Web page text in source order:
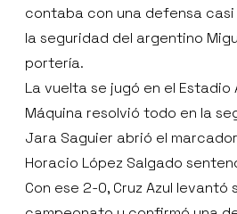
contaba con una defensa
la seguridad del argentino
portería.
La vuelta se jugó en el Estadio
Máquina resolvió todo en la
Jara Saguier abrió el
Horacio López Salgado
Con ese 2-0, Cruz Azul levantó